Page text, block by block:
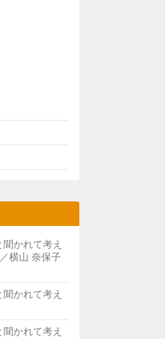
かれて考え
横山 奈保子
かれて考え
かれて考え